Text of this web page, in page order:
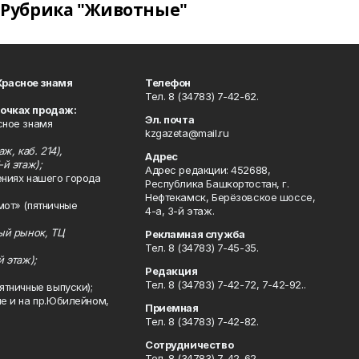
Рубрика "Животные"
знамя
продаж:
знамя
каб. 214),
й этаж);
нашего города
(пятничные
рынок, ТЦ
этаж);
выпуски);
и на пр.Юбилейном,
Телефон
Тел. 8 (34783) 7-42-62.
Эл. почта
kzgazeta@mail.ru
Адрес
Адрес редакции: 452688,
Республика Башкортостан, г.
Нефтекамск, Берёзовское шоссе,
4-а, 3-й этаж.
Рекламная служба
Тел. 8 (34783) 7-45-35.
Редакция
Тел. 8 (34783) 7-42-72, 7-42-92..
Приемная
Тел. 8 (34783) 7-42-82.
Сотрудничество